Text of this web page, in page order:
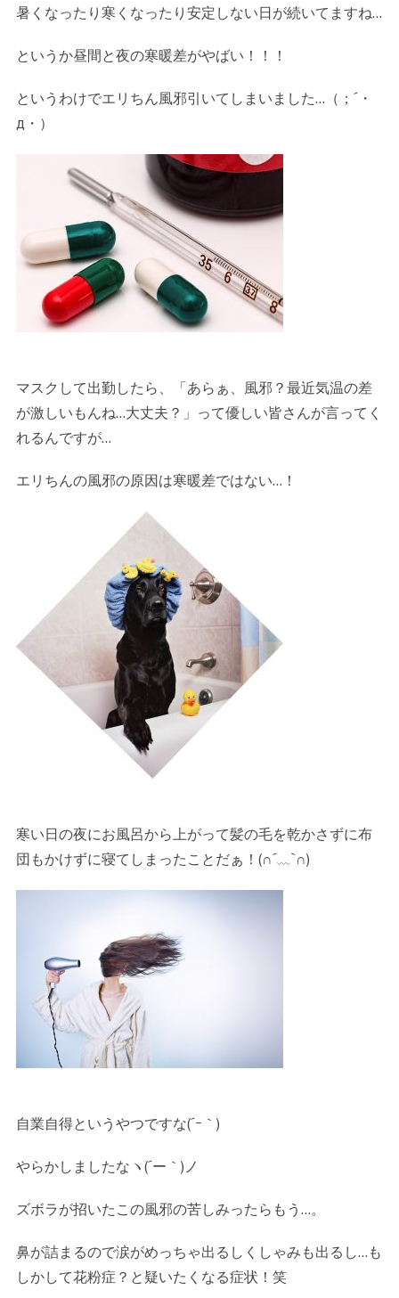
暑くなったり寒くなったり安定しない日が続いてますね…
というか昼間と夜の寒暖差がやばい！！！
というわけでエリちん風邪引いてしまいました…（；´・
д・）
マスクして出勤したら、「あらぁ、風邪？最近気温の差
が激しいもんね…大丈夫？」って優しい皆さんが言ってく
れるんですが…
エリちんの風邪の原因は寒暖差ではない…！
寒い日の夜にお風呂から上がって髪の毛を乾かさずに布
団もかけずに寝てしまったことだぁ！(∩´﹏`∩)
自業自得というやつですな(´ｰ｀)
やらかしましたなヽ(´ー｀)ノ
ズボラが招いたこの風邪の苦しみったらもう…。
鼻が詰まるので涙がめっちゃ出るしくしゃみも出るし…も
しかして花粉症？と疑いたくなる症状！笑